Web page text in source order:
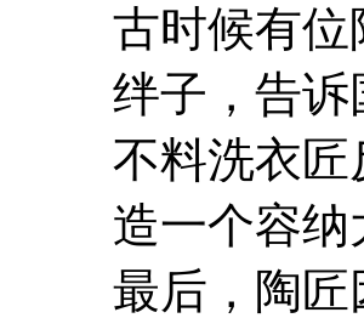
古时候有
绊子，告
不料洗衣
造一个容
最后，陶